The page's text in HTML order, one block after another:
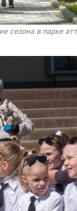
сезона в парке